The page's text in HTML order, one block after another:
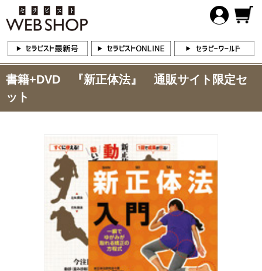
書籍+DVD 『新正体法』 通販サイト限定セ
ット